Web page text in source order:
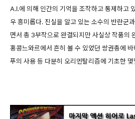
A.I.에 의해 인간의 기억을 조작하고 통제하고
우 흥미롭다. 진실을 알고 있는 소수의 반란군
면서 총 3부작으로 완결되지만 사실상 작품의
홍콩느와르에서 흔히 볼 수 있었던 쌍권총에
푸의 사용 등 다분히 오리엔탈리즘에 기초한